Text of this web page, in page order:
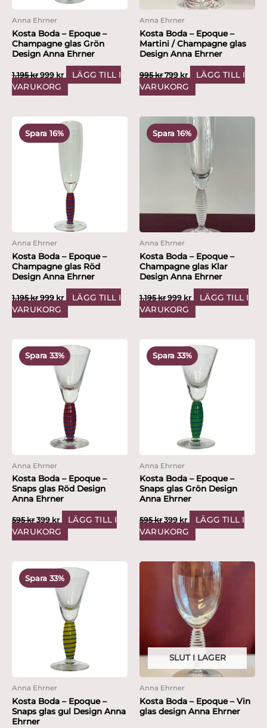
Anna Ehrner
Kosta Boda – Epoque –
Champagne glas Grön
Design Anna Ehrner
1,195kr 999 kr
LÄGG TILL I
VARUKORG
Anna Ehrner
Kosta Boda – Epoque –
Martini / Champagne glas
Design Anna Ehrner
995kr 799 kr
LÄGG TILL I
VARUKORG
Spara 16%
Anna Ehrner
Kosta Boda – Epoque –
Champagne glas Röd
Design Anna Ehrner
1,195kr
ursprungliga
1,195 kr.
999 kr
Det
nuvarande
priset
999 kr.
LÄGG TILL I
VARUKORG
Spara 16%
Anna Ehrner
Kosta Boda – Epoque –
Champagne glas Klar
Design Anna Ehrner
1,195kr
ursprungliga
1,195 kr.
999 kr
Det
nuvarande
priset
är:
999 kr.
LÄGG TILL I
VARUKORG
Spara 33%
Anna Ehrner
Kosta Boda – Epoque –
Snaps glas Röd Design
Anna Ehrner
595kr
ursprungliga
595 kr.
399 kr
nuvarande
priset
399 kr.
LÄGG TILL I
VARUKORG
Spara 33%
Anna Ehrner
Kosta Boda – Epoque –
Snaps glas Grön Design
Anna Ehrner
595kr
ursprungliga
595 kr.
399 kr
nuvarande
priset
399 kr.
LÄGG TILL I
VARUKORG
Spara 33%
Anna Ehrner
Kosta Boda – Epoque –
Snaps glas gul Design Anna
Ehrner
ursprungliga
595 kr.
Det
nuvarande
priset
är:
399 kr.
SLUT I LAGER
Anna Ehrner
Kosta Boda – Epoque – Vin
glas design Anna Ehrner